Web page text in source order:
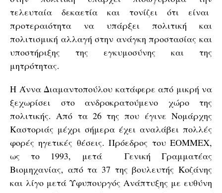
τελευταία δεκαετία και τονίζει ότι είναι
προτεραιότητα να υπάρξει πολιτική και
πολιτισμική αλλαγή στην ανάγκη προστασίας και
υποστήριξης της εγκυμοσύνης και της
μητρότητας.
Η Άννα Διαμαντοπούλου κατάφερε από μικρή να
ξεχωρίσει στο ανδροκρατούμενο χώρο της
πολιτικής. Από τα 26 της που έγινε Νομάρχης
Καστοριάς μέχρι σήμερα έχει αναλάβει πολλές
φορές ηγετικές θέσεις. Πρόεδρος του ΕΟΜΜΕΧ,
ως το 1993, μετά Γενική Γραμματέας
Βιομηχανίας, από τα 37 της βουλευτής Κοζάνης
και λίγο μετά Υφυπουργός Ανάπτυξης με ευθύνη